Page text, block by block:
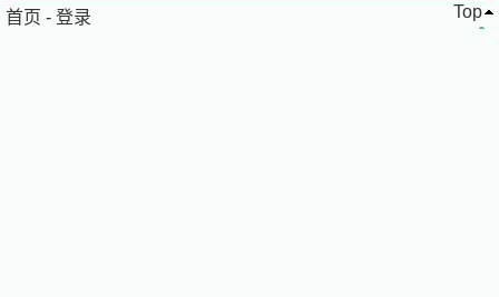
计师（HKICPA）、香港测量师（MHKIS）等。
首页 - 登录 Top